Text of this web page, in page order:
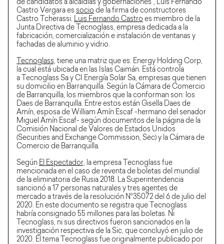
de candidatos a alcaldías y gobernaciones", Luis Fernando
Castro Vergara es socio de la firma de constructores
Castro Tcherassi. Luis Fernando Castro es miembro de la
Junta Directiva de Tecnoglass, empresa dedicada a la
fabricación, comercialización e instalación de ventanas y
fachadas de aluminio y vidrio.
Tecnoglass, tiene una matriz que es: Energy Holding Corp,
la cual está ubicada en las Islas Caimán. Está controla
a Tecnoglass Sa y CI Energía Solar Sa, empresas que tienen
su domicilio en Barranquilla. Según la Cámara de Comercio
de Barranquilla, los miembros que la conforman son: los
Daes de Barranquilla. Entre estos están Gisella Daes de
Amín, esposa de William Amín Escaf -hermano del senador
Miguel Amín Escaf- según documentos de la página de la
Comisión Nacional de Valores de Estados Unidos
(Securities and Exchange Commission, Sec) y la Cámara de
Comercio de Barranquilla.
Según El Espectador, la empresa Tecnoglass fue
mencionada en el caso de reventa de boletas del mundial
de la eliminatoria de Rusia 2018. La Superintendencia
sancionó a 17 personas naturales y tres agentes de
mercado a través de la resolución N°35072 del 6 de julio del
2020. En este documento se registra que Tecnoglass
habría consignado 55 millones para las boletas. Ni
Tecnoglass, ni sus directivos fueron sancionados en la
investigación respectiva de la Sic, que concluyó en julio de
2020. El tema Tecnoglass fue originalmente publicado por